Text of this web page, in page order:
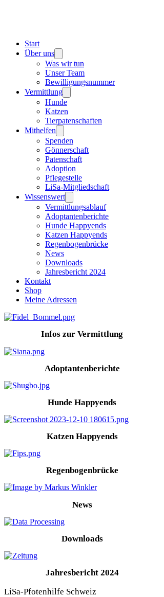
Start
Über uns
Was wir tun
Unser Team
Bewilligungsnummer
Vermittlung
Hunde
Katzen
Tierpatenschaften
Mithelfen
Spenden
Gönnerschaft
Patenschaft
Adoption
Pflegestelle
LiSa-Mitgliedschaft
Wissenswert
Vermittlungsablauf
Adoptantenberichte
Hunde Happyends
Katzen Happyends
Regenbogenbrücke
News
Downloads
Jahresbericht 2024
Kontakt
Shop
Meine Adressen
Infos zur Vermittlung
Adoptantenberichte
Hunde Happyends
Katzen Happyends
Regenbogenbrücke
News
Downloads
Jahresbericht 2024
LiSa-Pfotenhilfe Schweiz